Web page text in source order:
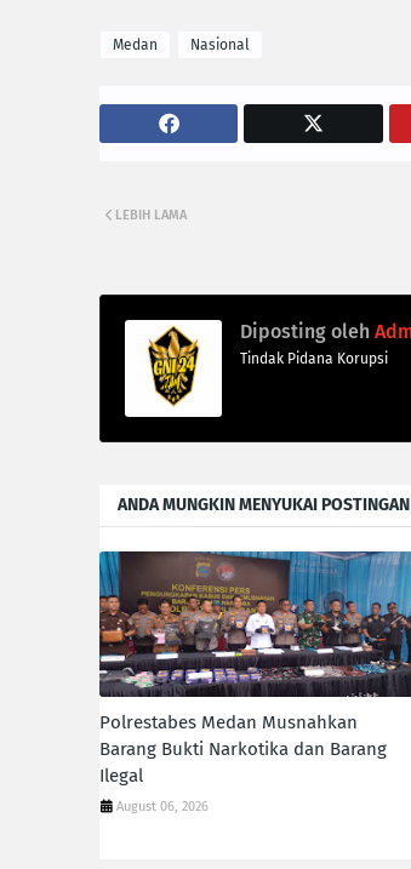
Medan Nasional
LEBIH LAMA
Diposting oleh
Tindak Pidana Korupsi
ANDA MUNGKIN MENYUKAI
Polrestabes Medan Musnahkan
Barang Bukti Narkotika dan Barang
Ilegal
August 06, 2026